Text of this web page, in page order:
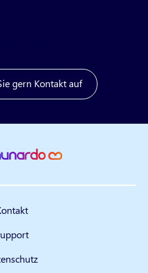
gern Kontakt auf